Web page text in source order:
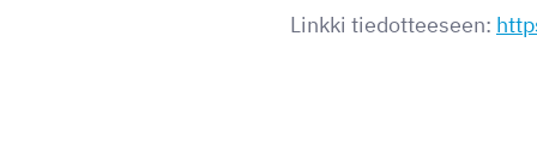
Linkki tiedotteeseen: